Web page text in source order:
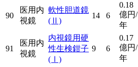
90
医用内
視鏡
軟性胆道鏡
(Ⅱ)
14 6
0.18
億円/
年
91
医用内
視鏡
内視鏡用硬
性生検鉗子
(Ⅰ)
9 6
0.17
億円/
年